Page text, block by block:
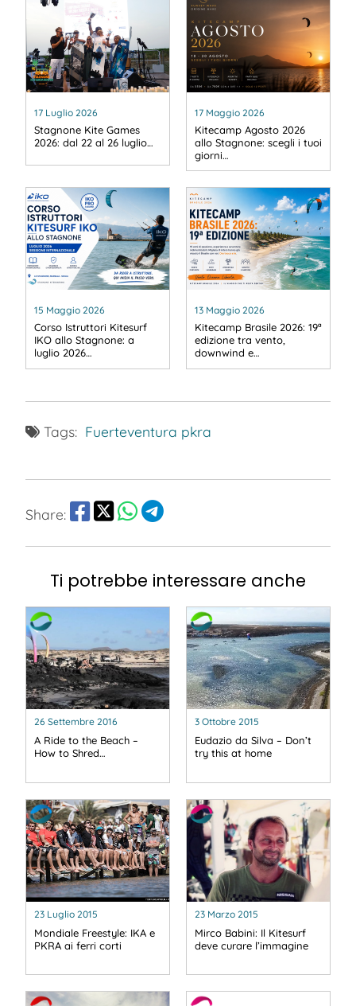
17 Luglio 2026
Stagnone Kite Games
2026: dal 22 al 26 luglio…
17 Maggio 2026
Kitecamp Agosto 2026
allo Stagnone: scegli i tuoi
giorni…
15 Maggio 2026
Corso Istruttori Kitesurf
IKO allo Stagnone: a
luglio 2026…
13 Maggio 2026
Kitecamp Brasile 2026: 19ª
edizione tra vento,
downwind e…
Tags: Fuerteventura pkra
Share:
Ti potrebbe interessare anche
26 Settembre 2016
A Ride to the Beach –
How to Shred…
3 Ottobre 2015
Eudazio da Silva – Don’t
try this at home
23 Luglio 2015
Mondiale Freestyle: IKA e
PKRA ai ferri corti
23 Marzo 2015
Mirco Babini: Il Kitesurf
deve curare l’immagine